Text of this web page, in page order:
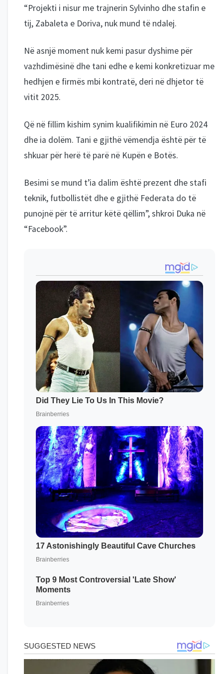
“Projekti i nisur me trajnerin Sylvinho dhe stafin e
tij, Zabaleta e Doriva, nuk mund të ndalej.
Në asnjë moment nuk kemi pasur dyshime për
vazhdimësinë dhe tani edhe e kemi konkretizuar me
hedhjen e firmës mbi kontratë, deri në dhjetor të
vitit 2025.
Që në fillim kishim synim kualifikimin në Euro 2024
dhe ia dolëm. Tani e gjithë vëmendja është për të
shkuar për herë të parë në Kupën e Botës.
Besimi se mund t’ia dalim është prezent dhe stafi
teknik, futbollistët dhe e gjithë Federata do të
punojnë për të arritur këtë qëllim”, shkroi Duka në
“Facebook”.